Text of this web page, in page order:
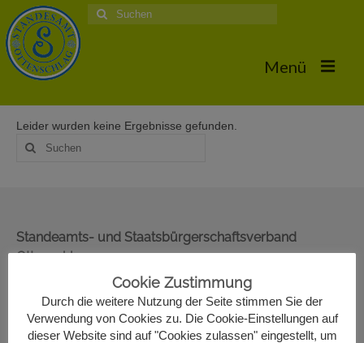
Suche
nach:
Menü
Home
Hochzeiten 2026
Hochzeiten 2024
Hochzeiten 2017
Leider wurden keine Ergebnisse gefunden.
Suche
nach:
Standeamts- und Staatsbürgerschaftsverband
Ottenschlag
3631 Ottenschlag
02872/7330-13
standesamt@ottenschlag.eu
Cookie Zustimmung
Durch die weitere Nutzung der Seite stimmen Sie der
Verwendung von Cookies zu. Die Cookie-Einstellungen auf
dieser Website sind auf "Cookies zulassen" eingestellt, um